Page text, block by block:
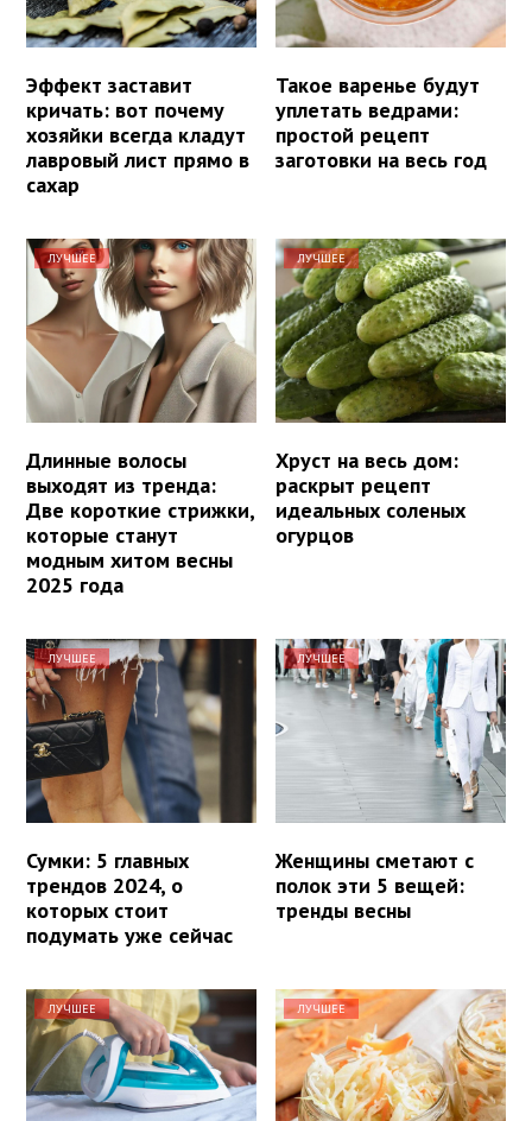
Эффект заставит
кричать: вот почему
хозяйки всегда кладут
лавровый лист прямо в
сахар
Такое варенье будут
уплетать ведрами:
простой рецепт
заготовки на весь год
ЛУЧШЕЕ
Длинные волосы
выходят из тренда:
Две короткие стрижки,
которые станут
модным хитом весны
2025 года
ЛУЧШЕЕ
Хруст на весь дом:
раскрыт рецепт
идеальных соленых
огурцов
ЛУЧШЕЕ
Сумки: 5 главных
трендов 2024, о
которых стоит
подумать уже сейчас
ЛУЧШЕЕ
Женщины сметают с
полок эти 5 вещей:
тренды весны
ЛУЧШЕЕ ЛУЧШЕЕ